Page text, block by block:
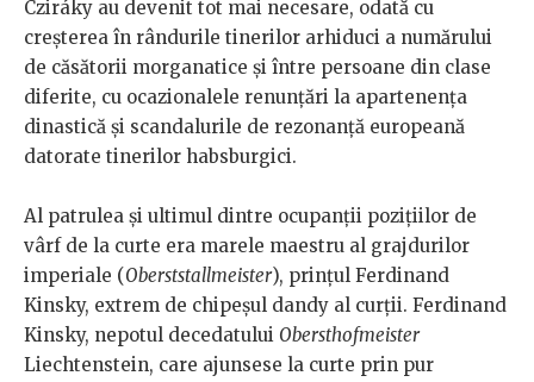
Cziráky au devenit tot mai necesare, odată cu
creșterea în rândurile tinerilor arhiduci a numărului
de căsătorii morganatice și între persoane din clase
diferite, cu ocazionalele renunțări la apartenența
dinastică și scandalurile de rezonanță europeană
datorate tinerilor habsburgici.
Al patrulea și ultimul dintre ocupanții pozițiilor de
vârf de la curte era marele maestru al grajdurilor
imperiale (Oberststallmeister), prințul Ferdinand
Kinsky, extrem de chipeșul dandy al curții. Ferdinand
Kinsky, nepotul decedatului Obersthofmeister
Liechtenstein, care ajunsese la curte prin pur